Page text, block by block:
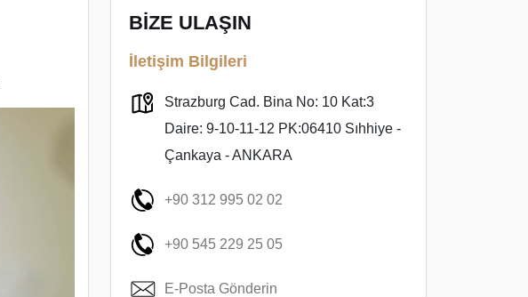
BİZE ULAŞIN
İletişim Bilgileri
Strazburg Cad. Bina No: 10 Kat:3
Daire: 9-10-11-12 PK:06410 Sıhhiye -
Çankaya - ANKARA
+90 312 995 02 02
+90 545 229 25 05
E-Posta Gönderin